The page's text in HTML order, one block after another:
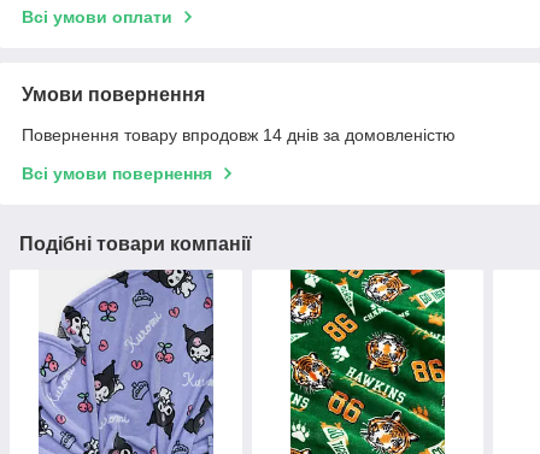
Всі умови оплати
Умови повернення
Повернення товару впродовж 14 днів за домовленістю
Всі умови повернення
Подібні товари компанії